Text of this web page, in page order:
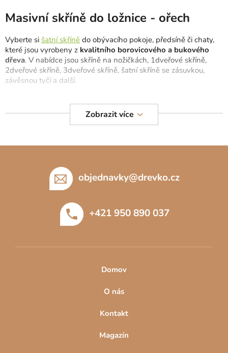
l
d
a
c
í
v
k
y
i
s
Masivní skříně do ložnice - ořech
Vyberte si šatní skříně do obývacího pokoje, předsíně či chaty,
které jsou vyrobeny z kvalitního borovicového a bukového
dřeva. V nabídce jsou skříně na nožičkách, 1dveřové skříně,
2dveřové skříně, 3dveřové skříně, šatní skříně se zásuvkou,
závěsnou tyčí a další.
Šatní skříně vydrží léta a hodí se do každého interiéru.
Nezapomeňte sledovat i novékomody z masivu,postele z
Zobrazit více
objednavky@drevko.cz
+421 950 890 037
Domov
O nás
Kontakt
Magazín